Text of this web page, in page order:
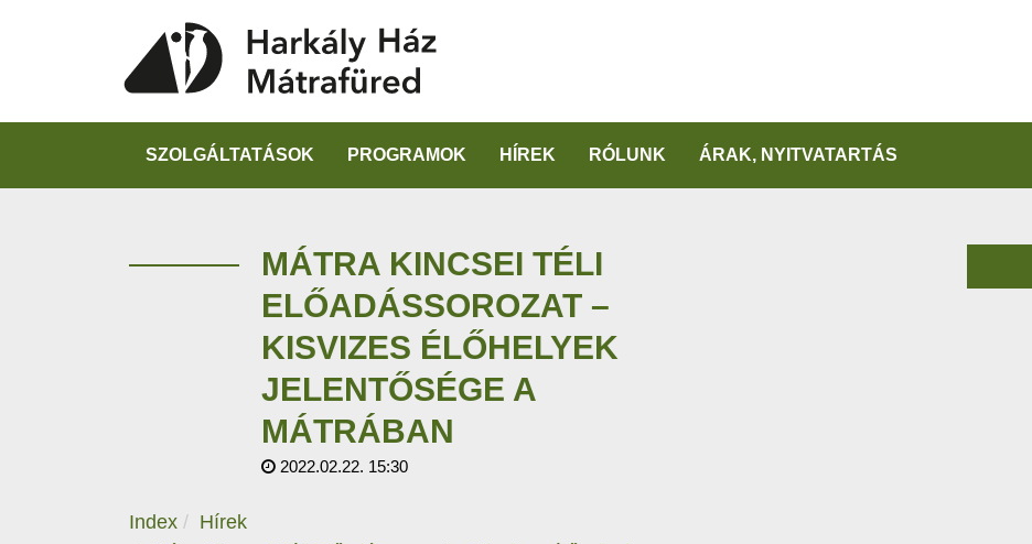
SZOLGÁLTATÁSOK PROGRAMOK HÍREK RÓLUNK ÁRAK, NYITVATARTÁS
MÁTRA KINCSEI TÉLI
ELŐADÁSSOROZAT –
KISVIZES ÉLŐHELYEK
JELENTŐSÉGE A
MÁTRÁBAN
2022.02.22. 15:30
Index
Hírek